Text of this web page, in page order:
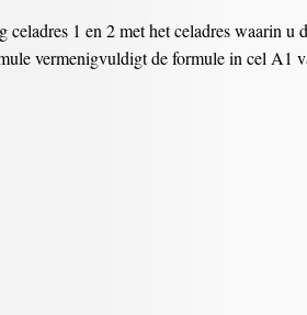
1 en 2 met het celadres waarin u
vermenigvuldigt de formule in cel A1